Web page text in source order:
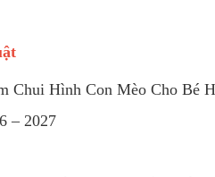
Chui Hình Con Mèo Cho Bé
– 2027